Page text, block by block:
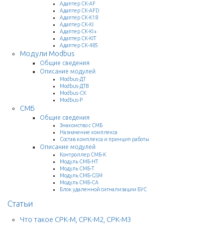
Адаптер СК-AF
Адаптер СК-AFD
Адаптер СК-K18
Адаптер СК-KI
Адаптер СК-KI+
Адаптер СК-KIT
Адаптер СК-485
Модули Modbus
Общие сведения
Описание модулей
Modbus-ДТ
Modbus-ДТВ
Modbus-СК
Modbus-Р
СМБ
Общие сведения
Знакомство с СМБ
Назначение комплекса
Состав комплекса и принцип работы
Описание модулей
Контроллер СМБ-К
Модуль СМБ-НТ
Модуль СМБ-Т
Модуль СМБ-GSM
Модуль СМБ-СА
Блок удаленной сигнализации БУС
Статьи
Что такое СРК-М, СРК-М2, СРК-М3